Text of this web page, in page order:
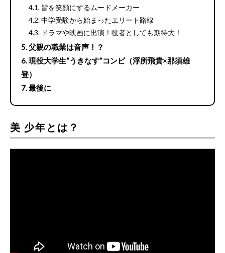
皆を笑顔にするムードメーカー
中学受験から始まったエリート路線
ドラマや映画に出演！役者としても期待大！
父親の職業は音声！？
現役大学生“うきなす”コンビ（浮所飛貴×那須雄
登）
最後に
美 少年とは？